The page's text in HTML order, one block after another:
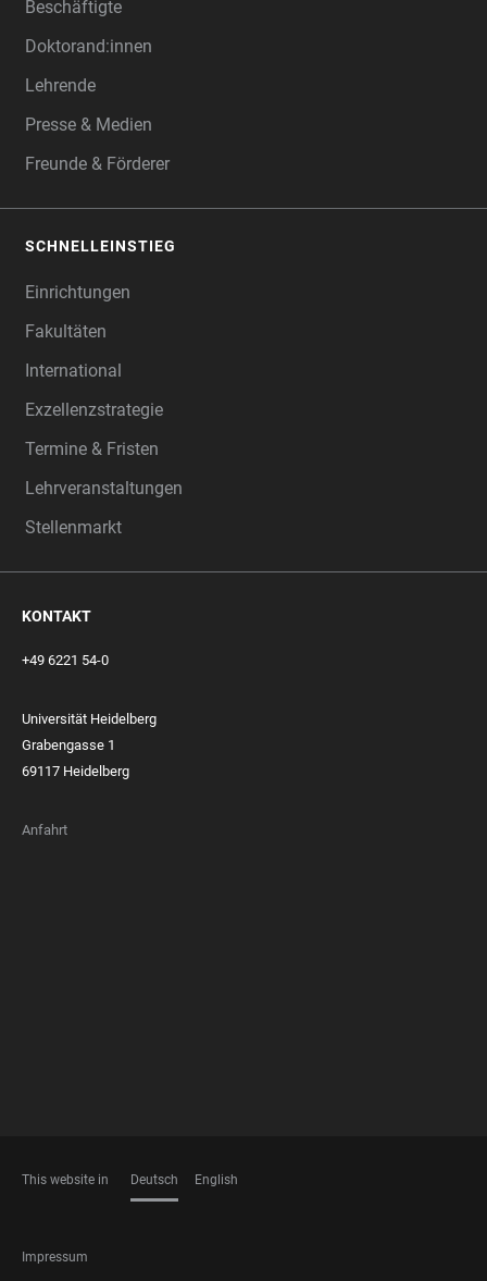
Beschäftigte
Doktorand:innen
Lehrende
Presse & Medien
Freunde & Förderer
SCHNELLEINSTIEG
Einrichtungen
Fakultäten
International
Exzellenzstrategie
Termine & Fristen
Lehrveranstaltungen
Stellenmarkt
KONTAKT
+49 6221 54-0
Universität Heidelberg
Grabengasse 1
69117 Heidelberg
Anfahrt
This website in Deutsch English
FOOTER
Impressum